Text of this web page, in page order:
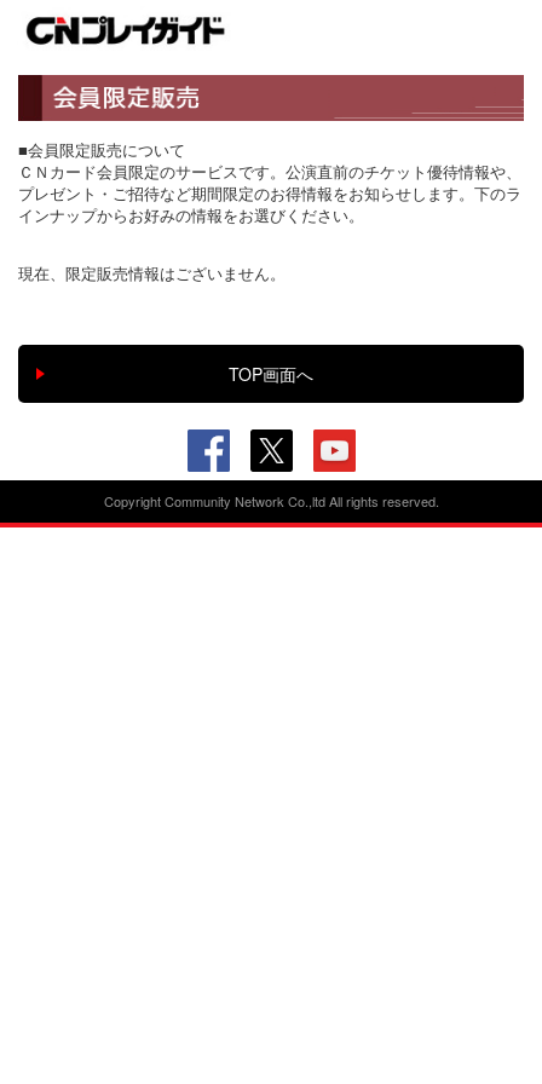
■会員限定販売について
ＣＮカード会員限定のサービスです。公演直前のチケット優待情報や、
プレゼント・ご招待など期間限定のお得情報をお知らせします。下のラ
インナップからお好みの情報をお選びください。
現在、限定販売情報はございません。
Copyright Community Network Co.,ltd All rights reserved.